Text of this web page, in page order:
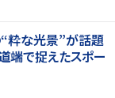
“粋な光景”が話題
端で捉えたスポー